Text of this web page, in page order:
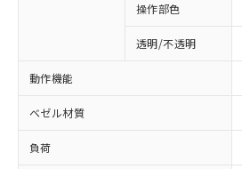
操作部色
透明/不透明
動作機能
ベゼル材質
負荷